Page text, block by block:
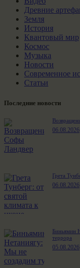
Древние
Земля
История
Квантовый мир
Космос
Музыка
Новости
Современное
Статьи
Последние новости
06.08.2026
Грета
06.08.2026
Биньямин
террора
05.08.2026